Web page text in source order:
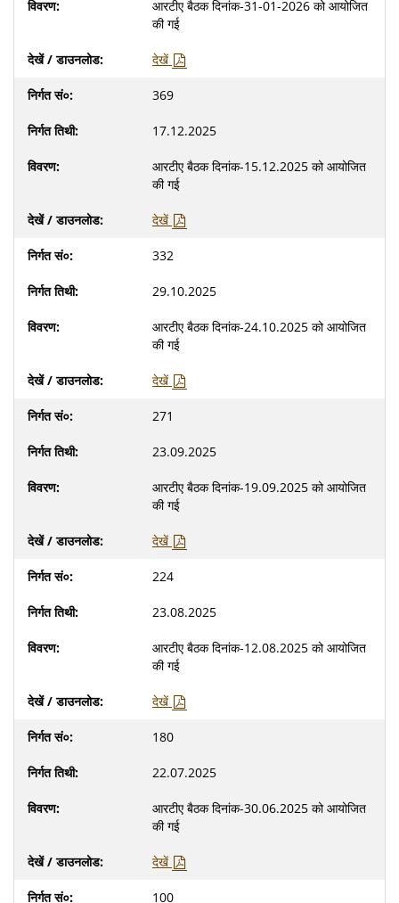
आरटीए बैठक दिनांक-31-01-2026 को आयोजित
की गई
देखें
369
17.12.2025
आरटीए बैठक दिनांक-15.12.2025 को आयोजित
की गई
देखें
332
29.10.2025
आरटीए बैठक दिनांक-24.10.2025 को आयोजित
की गई
देखें
271
23.09.2025
आरटीए बैठक दिनांक-19.09.2025 को आयोजित
की गई
देखें
224
23.08.2025
आरटीए बैठक दिनांक-12.08.2025 को आयोजित
की गई
देखें
180
22.07.2025
आरटीए बैठक दिनांक-30.06.2025 को आयोजित
की गई
देखें
100